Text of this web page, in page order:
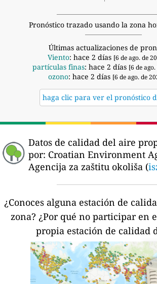
Pronóstico trazado usando la zona
Últimas actualizaciones de
Viento: hace 2 días [6 de ago. de
partículas finas: hace 2 días [6 de
ozono: hace 2 días [6 de ago. de
haga clic para ver el pronóstico
Datos de calidad del aire
por: Croatian Environment
Agencija za zaštitu okoliša (
¿Conoces alguna estación de
zona? ¿Por qué no participar en
propia estación de calidad